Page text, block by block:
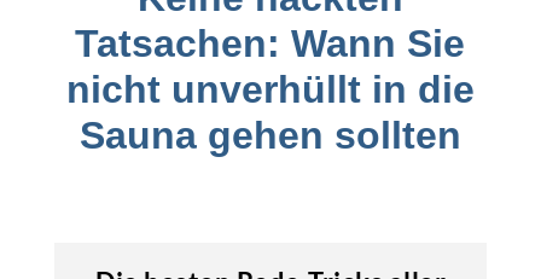
Tatsachen: Wann Sie
nicht unverhüllt in die
Sauna gehen sollten